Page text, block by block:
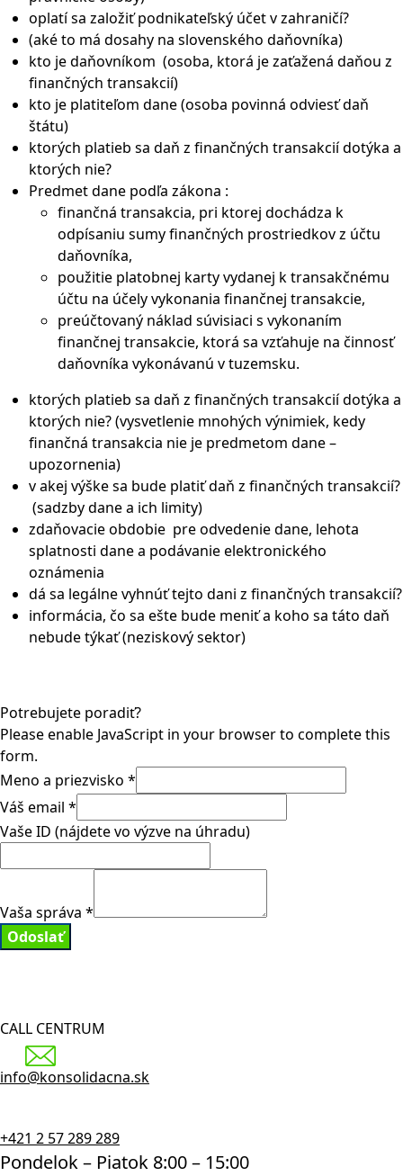
oplatí sa založiť podnikateľský účet v zahraničí?
(aké to má dosahy na slovenského daňovníka)
kto je daňovníkom (osoba, ktorá je zaťažená daňou z
finančných transakcií)
kto je platiteľom dane (osoba povinná odviesť daň
štátu)
ktorých platieb sa daň z finančných transakcií dotýka a
ktorých nie?
Predmet dane podľa zákona :
finančná transakcia, pri ktorej dochádza k
odpísaniu sumy finančných prostriedkov z účtu
daňovníka,
použitie platobnej karty vydanej k transakčnému
účtu na účely vykonania finančnej transakcie,
preúčtovaný náklad súvisiaci s vykonaním
finančnej transakcie, ktorá sa vzťahuje na činnosť
daňovníka vykonávanú v tuzemsku.
ktorých platieb sa daň z finančných transakcií dotýka a
ktorých nie? (vysvetlenie mnohých výnimiek, kedy
finančná transakcia nie je predmetom dane –
upozornenia)
v akej výške sa bude platiť daň z finančných transakcií?
(sadzby dane a ich limity)
zdaňovacie obdobie pre odvedenie dane, lehota
splatnosti dane a podávanie elektronického
oznámenia
dá sa legálne vyhnúť tejto dani z finančných transakcií?
informácia, čo sa ešte bude meniť a koho sa táto daň
nebude týkať (neziskový sektor)
Potrebujete poradiť?
Please enable JavaScript in your browser to complete this
form.
Meno a priezvisko *
Váš email *
Vaše ID (nájdete vo výzve na úhradu)
Vaša správa *
Odoslať
CALL CENTRUM
info@konsolidacna.sk
+421 2 57 289 289
Pondelok – Piatok 8:00 – 15:00